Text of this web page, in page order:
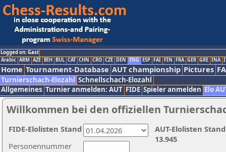
Logged on: Gast
Arabic ARM AZE BIH BUL CAT CHN CRO CZE DEN ENG ESP FAI FIN FRA GER GRE INA
Home Tournament-Database AUT championship Pictures
Turnierschach-Elozahl Schnellschach-Elozahl
Allgemeines Turnier anmelden: AUT FIDE Spieler anmelden Elo
Willkommen bei den offiziellen
Personennummer
AUT-Elolisten
13.945
FIDE-Elolisten Stand